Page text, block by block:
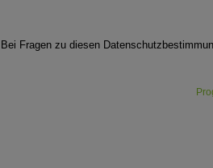
Bei Fragen zu diesen